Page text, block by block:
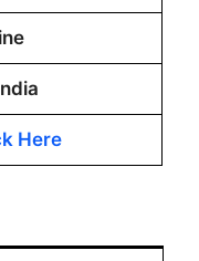
Here